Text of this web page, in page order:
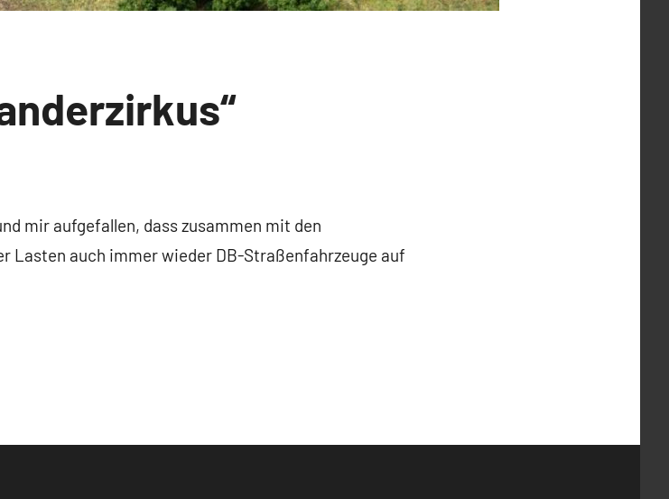
mir aufgefallen, dass zusammen mit den
Lasten auch immer wieder DB-Straßenfahrzeuge auf